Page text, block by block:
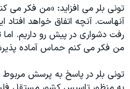
تونی بلر می افزايد: «من فکر می
آنهاست. آنچه اتفاق خواهد افتاد
رفت دشواری در پيش رو داريم. اما
من فکر می کنم حماس آماده
تونی بلر در پاسخ به پرسش